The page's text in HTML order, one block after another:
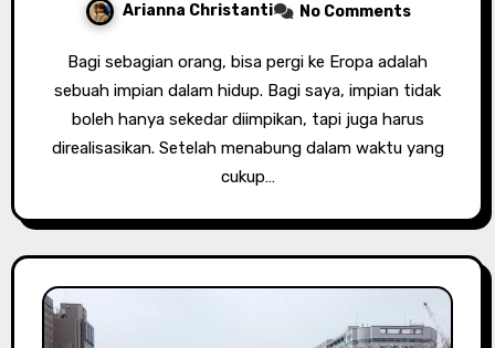
Arianna Christanti No Comments
Bagi sebagian orang, bisa pergi ke Eropa adalah
sebuah impian dalam hidup. Bagi saya, impian tidak
boleh hanya sekedar diimpikan, tapi juga harus
direalisasikan. Setelah menabung dalam waktu yang
cukup…